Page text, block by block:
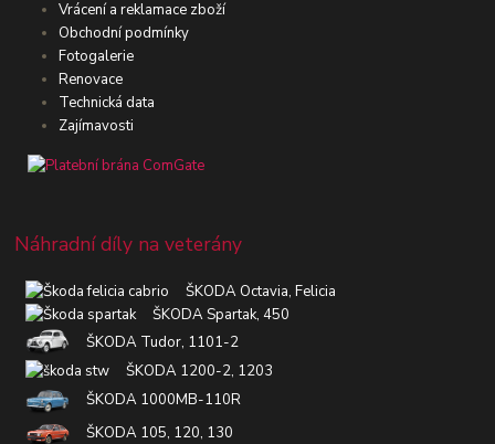
Vrácení a reklamace zboží
Obchodní podmínky
Fotogalerie
Renovace
Technická data
Zajímavosti
Náhradní díly na veterány
ŠKODA Octavia, Felicia
ŠKODA Spartak, 450
ŠKODA Tudor, 1101-2
ŠKODA 1200-2, 1203
ŠKODA 1000MB-110R
ŠKODA 105, 120, 130